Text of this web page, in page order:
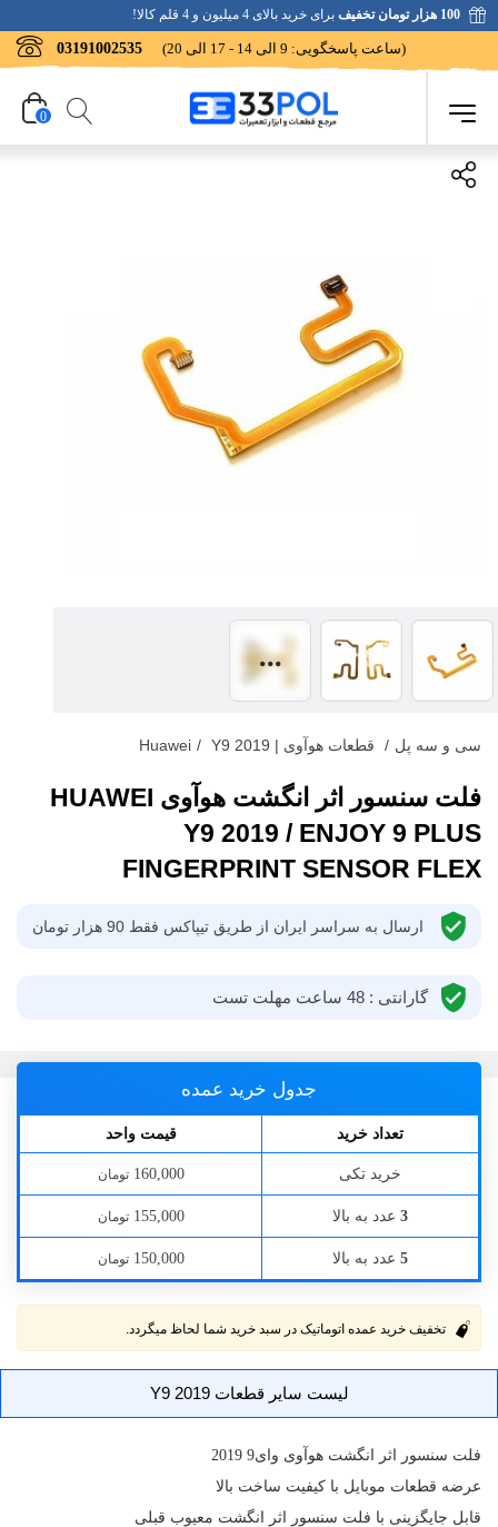
100 هزار تومان تخفیف برای خرید بالای 4 میلیون و 4 قلم کالا!
03191002535 (ساعت پاسخگویی: 9 الی 14 - 17 الی 20)
0
سی و سه پل / قطعات هوآوی | Huawei / Y9 2019
فلت سنسور اثر انگشت هوآوی HUAWEI
Y9 2019 / ENJOY 9 PLUS
FINGERPRINT SENSOR FLEX
ارسال به سراسر ایران از طریق تیپاکس فقط 90 هزار تومان
گارانتی : 48 ساعت مهلت تست
جدول خرید عمده
تعداد خرید قیمت واحد
خرید تکی 160,000 تومان
3 عدد به بالا 155,000 تومان
5 عدد به بالا 150,000 تومان
تخفیف خرید عمده اتوماتیک در سبد خرید شما لحاظ میگردد.
لیست سایر قطعات Y9 2019
فلت سنسور اثر انگشت هوآوی وای9 2019
عرضه قطعات موبایل با کیفیت ساخت بالا
قابل جایگزینی با فلت سنسور اثر انگشت معیوب قبلی